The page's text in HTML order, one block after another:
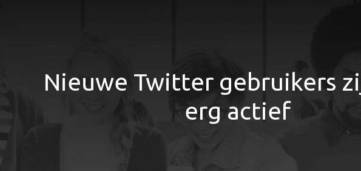
Nieuwe Twitter gebruikers
erg actief